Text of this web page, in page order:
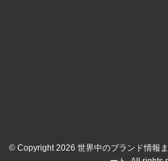
© Copyright 2026 世界中のブランド情報